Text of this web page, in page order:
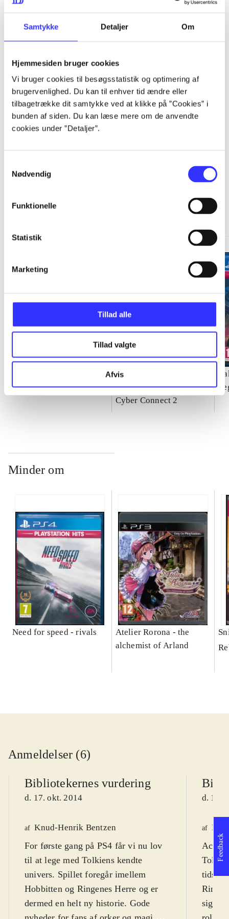
Samtykke Detaljer Om
Hjemmesiden bruger cookies
Vi bruger cookies til besøgsstatistik og optimering af
brugervenlighed. Du kan til enhver tid ændre eller
tilbagetrække dit samtykke ved at klikke på ”Cookies” i
bunden af siden. Du kan læse mere om de anvendte
cookies under ”Detaljer”.
Nødvendig
Funktionelle
Statistik
Marketing
Tillad alle
Tillad valgte
Afvis
...
...
Naruto Shippuden -
ultimate ninja storm 4
Cyber Connect 2
Minder om
Need for speed - rivals
Atelier Rorona - the
alchemist of Arland
Anmeldelser (6)
Bibliotekernes vurdering
d. 17. okt. 2014
af Knud-Henrik Bentzen
For første gang på PS4 får vi nu lov
til at lege med Tolkiens kendte
univers. Spillet foregår imellem
Hobbitten og Ringenes Herre og er
dermed en helt ny historie. Gode
d. 19.
af
sig til
Feedback